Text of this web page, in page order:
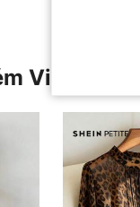
Visitaram